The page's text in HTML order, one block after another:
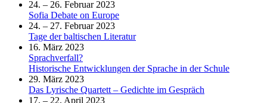
24. – 26. Februar 2023
Sofia Debate on Europe
24. – 27. Februar 2023
Tage der baltischen Literatur
16. März 2023
Sprachverfall?
Historische Entwicklungen der Sprache in der Schule
29. März 2023
Das Lyrische Quartett – Gedichte im Gespräch
17. – 22. April 2023